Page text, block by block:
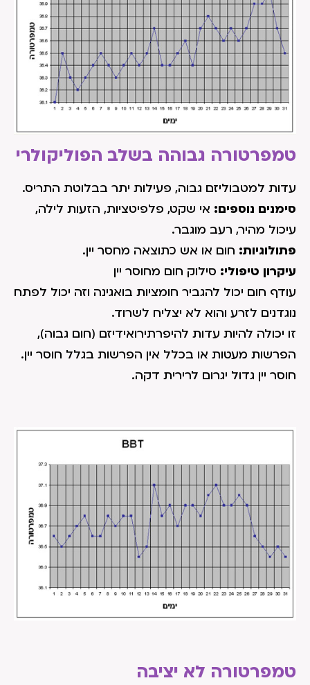
טמפרטורה גבוהה בשלב הפוליקולרי
עדות למטבוליזם גבוה, פעילות יתר בבלוטת התריס.
סימנים נוספים: אי שקט, פלפיטציות, הזעות לילה,
עיכול מהיר, רעב מוגבר.
פתולוגיות: חום או אש כתוצאה מחסר יין.
עיקרון טיפולי: סילוק חום מחוסר יין
עודף חום יכול להגביר חומציות בואגינה וזה יכול לפתח
נוגדנים לזרע והוא לא יצליח לשרוד.
זו יכולה להיות עדות להיפרתירואידיזם (חום גבוה),
הפרשות מעטות או בכלל אין הפרשות בגלל חוסר יין.
חוסר יין גדול יגרום לרירית דקה.
טמפרטורה לא יציבה